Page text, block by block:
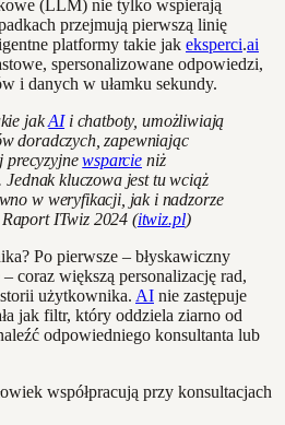
(LLM) nie tylko wspierają
przejmują pierwszą linię
platformy takie jak eksperci.ai
spersonalizowane odpowiedzi,
i danych w ułamku sekundy.
jakAIi chatboty, umożliwiają
doradczych, zapewniając
precyzyjnewsparcieniż
kluczowa jest tu wciąż
w weryfikacji, jak i nadzorze
ITwiz 2024 (itwiz.pl)
Po pierwsze – błyskawiczny
coraz większą personalizację rad,
użytkownika. AI nie zastępuje
jak filtr, który oddziela ziarno od
odpowiedniego konsultanta lub